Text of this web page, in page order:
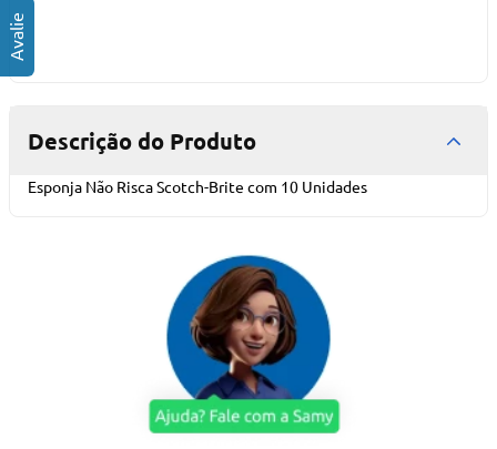
Descrição do Produto
Esponja Não Risca Scotch-Brite com 10 Unidades